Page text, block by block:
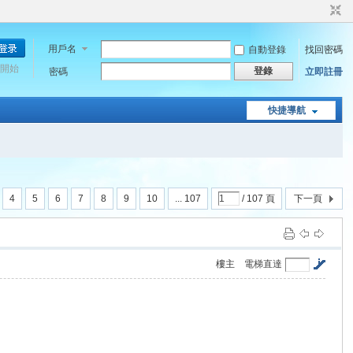
用戶名 自動登錄
找回密碼
密碼
登錄 立即註冊
始
快捷導航
4 5 6 7 8 9 10 ... 107 / 107 頁 下一頁
電梯直達
樓主